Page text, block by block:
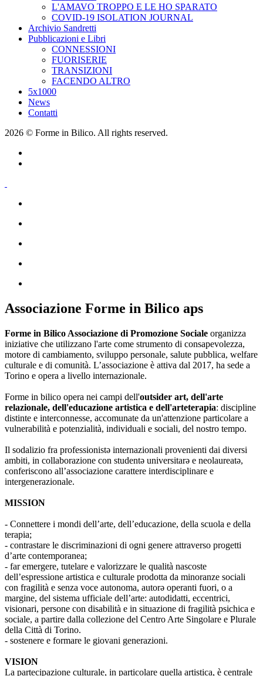
L'AMAVO TROPPO E LE HO SPARATO
COVID-19 ISOLATION JOURNAL
Archivio Sandretti
Pubblicazioni e Libri
CONNESSIONI
FUORISERIE
TRANSIZIONI
FACENDO ALTRO
5x1000
News
Contatti
2026 © Forme in Bilico. All rights reserved.
Associazione Forme in Bilico aps
Forme in Bilico Associazione di Promozione Sociale organizza
iniziative che utilizzano l'arte come strumento di consapevolezza,
motore di cambiamento, sviluppo personale, salute pubblica, welfare
culturale e di comunità. L’associazione è attiva dal 2017, ha sede a
Torino e opera a livello internazionale.
Forme in bilico opera nei campi dell'outsider art, dell'arte
relazionale, dell'educazione artistica e dell'arteterapia: discipline
distinte e interconnesse, accomunate da un'attenzione particolare a
vulnerabilità e potenzialità, individuali e sociali, del nostro tempo.
Il sodalizio fra professionistə internazionali provenienti dai diversi
ambiti, in collaborazione con studentə universitarə e neolaureatə,
conferiscono all’associazione carattere interdisciplinare e
intergenerazionale.
MISSION
- Connettere i mondi dell’arte, dell’educazione, della scuola e della
terapia;
- contrastare le discriminazioni di ogni genere attraverso progetti
d’arte contemporanea;
- far emergere, tutelare e valorizzare le qualità nascoste
dell’espressione artistica e culturale prodotta da minoranze sociali
con fragilità e senza voce autonoma, autorə operanti fuori, o a
margine, del sistema ufficiale dell’arte: autodidatti, eccentrici,
visionari, persone con disabilità e in situazione di fragilità psichica e
sociale, a partire dalla collezione del Centro Arte Singolare e Plurale
della Città di Torino.
- sostenere e formare le giovani generazioni.
VISION
La partecipazione culturale, in particolare quella artistica, è centrale